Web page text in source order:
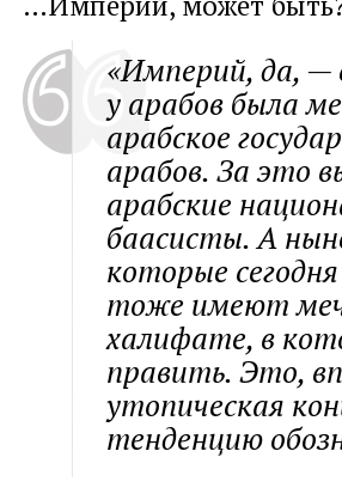
«Империй, да, —
у арабов была
арабское
арабов. За это
арабские
баасисты. А
которые
тоже имеют
халифате, в
править. Это,
утопическая
тенденцию